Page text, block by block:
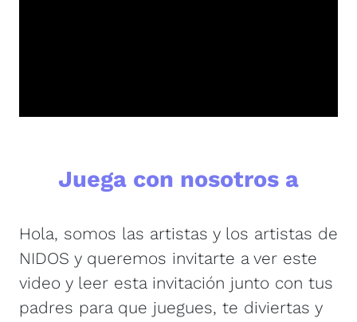
Juega con nosotros a
Hola, somos las artistas y los artistas de
NIDOS y queremos invitarte a ver este
video y leer esta invitación junto con tus
padres para que juegues, te diviertas y